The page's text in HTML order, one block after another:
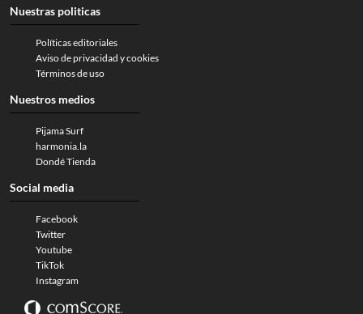
Nuestras politicas
Políticas editoriales
Aviso de privacidad y cookies
Términos de uso
Nuestros medios
Pijama Surf
harmonia.la
Dondé Tienda
Social media
Facebook
Twitter
Youtube
TikTok
Instagram